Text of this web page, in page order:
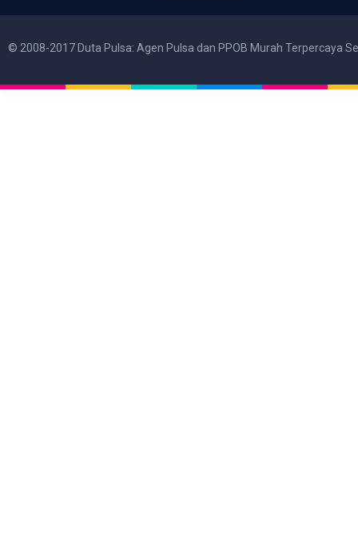
© 2008-2017 Duta Pulsa: Agen Pulsa dan PPOB Murah Terpercaya